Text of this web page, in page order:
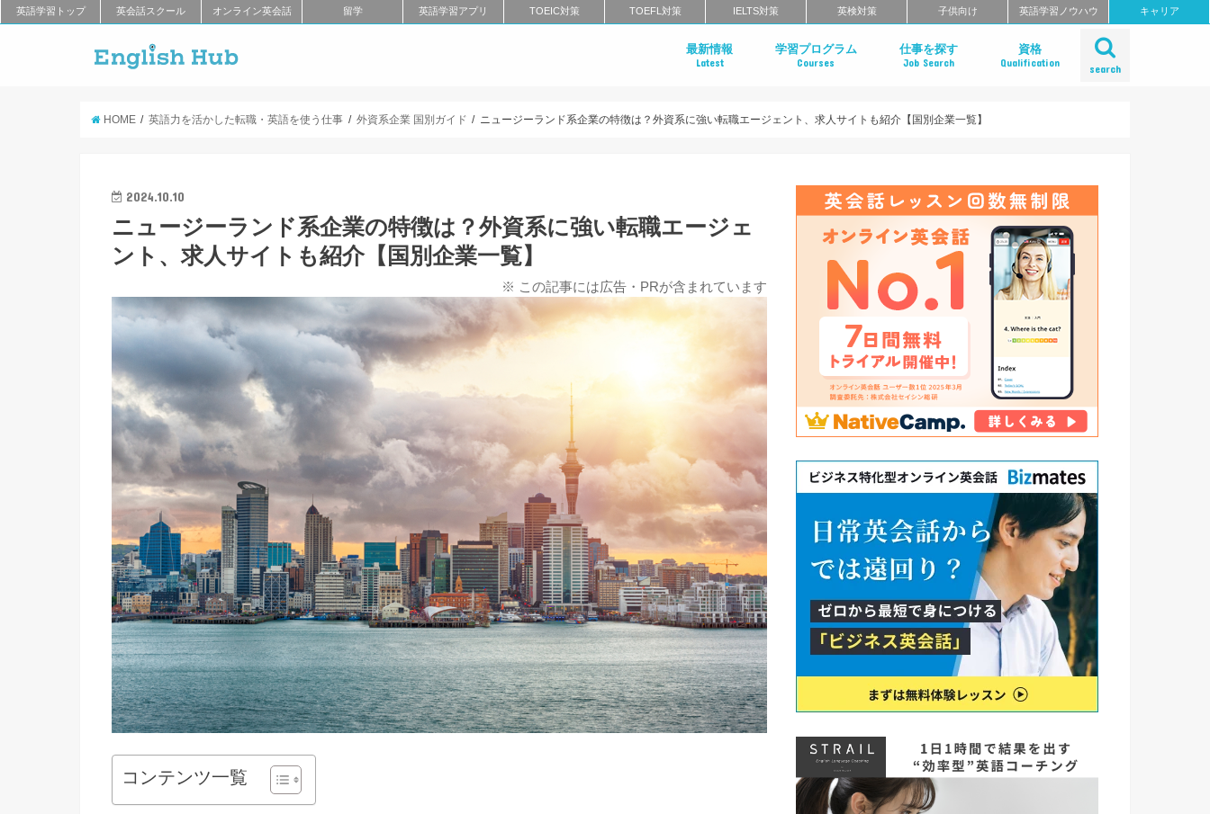
英語学習トップ 英会話スクール オンライン英会話 留学 英語学習アプリ TOEIC対策 TOEFL対策 IELTS対策 英検対策 子供向け 英語学習ノウハウ キャリア
search
最新情報
Latest
学習プログラム
Courses
仕事を探す
Job Search
資格
Qualification
HOME 英語力を活かした転職・英語を使う仕事 外資系企業 国別ガイド ニュージーランド系企業の特徴は？外資系に強い転職エージェント、求人サイトも紹介【国別企業一覧】
2024.10.10
ニュージーランド系企業の特徴は？外資系に強い転職エージェ
ント、求人サイトも紹介【国別企業一覧】
※ この記事には広告・PRが含まれています
コンテンツ一覧